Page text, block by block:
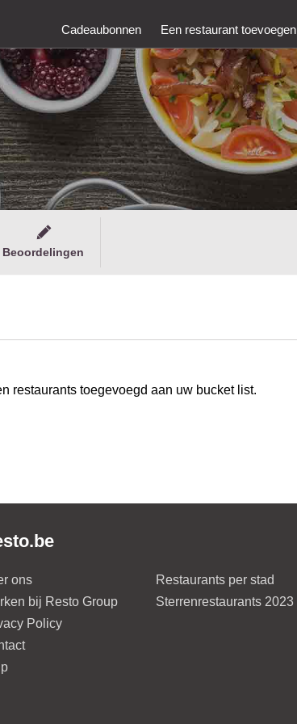
Cadeaubonnen Een restaurant toevoegen
Beoordelingen
restaurants toegevoegd aan uw bucket list.
ons
bij Resto Group
Policy
Restaurants per stad
Sterrenrestaurants 2023